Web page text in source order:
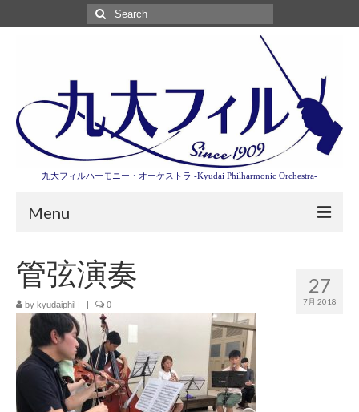
Search
for:
九大フィルハーモニー・オーケストラ -Kyudai Philharmonic Orchestra-
Menu
第3回東京特別演奏会特設ページ
演奏会情報
卒業記念演奏会2027
九大フィルとは
九大フィルの歴史
27
7月 2018
管弦演奏
by kyudaiphil 0